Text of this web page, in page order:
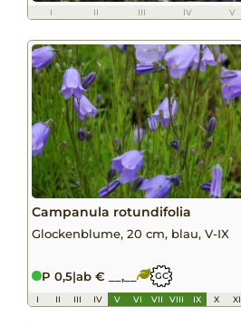
I II III IV V
Campanula rotundifolia
Glockenblume, 20 cm, blau, V-IX
P 0,5|ab € __,__ GC
I II III IV V VI VII VIII IX X XI